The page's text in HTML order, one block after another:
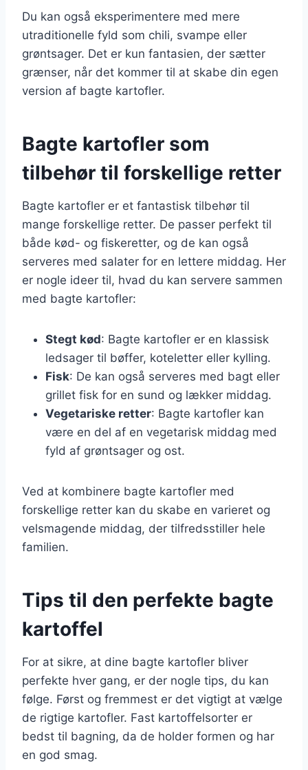
Du kan også eksperimentere med mere
utraditionelle fyld som chili, svampe eller
grøntsager. Det er kun fantasien, der sætter
grænser, når det kommer til at skabe din egen
version af bagte kartofler.
Bagte kartofler som
tilbehør til forskellige retter
Bagte kartofler er et fantastisk tilbehør til
mange forskellige retter. De passer perfekt til
både kød- og fiskeretter, og de kan også
serveres med salater for en lettere middag. Her
er nogle ideer til, hvad du kan servere sammen
med bagte kartofler:
Stegt kød: Bagte kartofler er en klassisk
ledsager til bøffer, koteletter eller kylling.
Fisk: De kan også serveres med bagt eller
grillet fisk for en sund og lækker middag.
Vegetariske retter: Bagte kartofler kan
være en del af en vegetarisk middag med
fyld af grøntsager og ost.
Ved at kombinere bagte kartofler med
forskellige retter kan du skabe en varieret og
velsmagende middag, der tilfredsstiller hele
familien.
Tips til den perfekte bagte
kartoffel
For at sikre, at dine bagte kartofler bliver
perfekte hver gang, er der nogle tips, du kan
følge. Først og fremmest er det vigtigt at vælge
de rigtige kartofler. Fast kartoffelsorter er
bedst til bagning, da de holder formen og har
en god smag.